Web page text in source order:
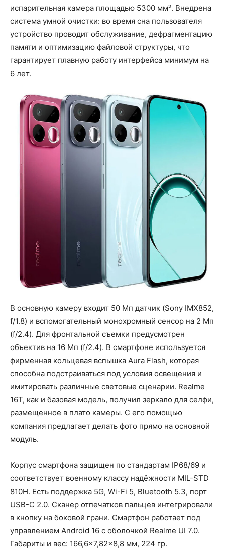
испарительная камера площадью 5300 мм². Внедрена
система умной очистки: во время сна пользователя
устройство проводит обслуживание, дефрагментацию
памяти и оптимизацию файловой структуры, что
гарантирует плавную работу интерфейса минимум на
6 лет.
В основную камеру входит 50 Мп датчик (Sony IMX852,
f/1.8) и вспомогательный монохромный сенсор на 2 Мп
(f/2.4). Для фронтальной съемки предусмотрен
объектив на 16 Мп (f/2.4). В смартфоне используется
фирменная кольцевая вспышка Aura Flash, которая
способна подстраиваться под условия освещения и
имитировать различные световые сценарии. Realme
16T, как и базовая модель, получил зеркало для селфи,
размещенное в плато камеры. С его помощью
компания предлагает делать фото прямо на основной
модуль.
Корпус смартфона защищен по стандартам IP68/69 и
соответствует военному классу надёжности MIL-STD
810H. Есть поддержка 5G, Wi-Fi 5, Bluetooth 5.3, порт
USB-C 2.0. Сканер отпечатков пальцев интегрировали
в кнопку на боковой грани. Смартфон работает под
управлением Android 16 с оболочкой Realme UI 7.0.
Габариты и вес: 166,6×7,82×8,8 мм, 224 гр.